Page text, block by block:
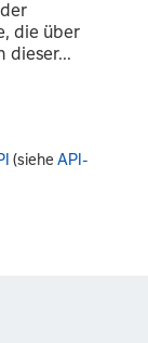
die über
dieser...
(sieheAPI-